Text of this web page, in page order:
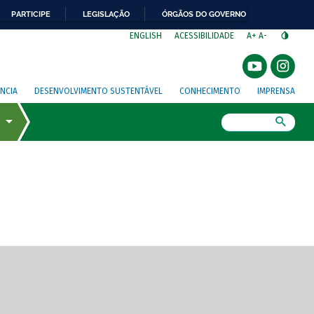
PARTICIPE LEGISLAÇÃO ÓRGÃOS DO GOVERNO
ENGLISH ACESSIBILIDADE A+ A-
DESENVOLVIMENTO SUSTENTÁVEL CONHECIMENTO IMPRENSA
de tela